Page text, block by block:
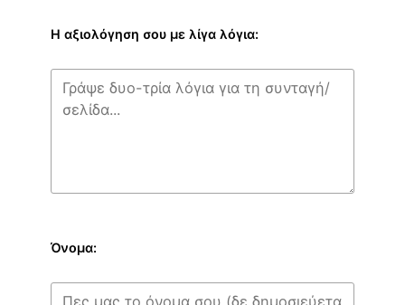
Η αξιολόγηση σου με λίγα λόγια:
Όνομα: